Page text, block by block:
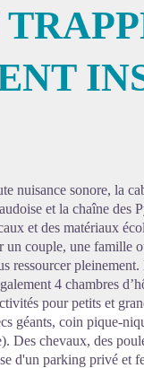
Voir l'image
nuisance sonore, la
et la chaîne des
et des matériaux
couple, une famille
ressourcer
4 chambres
pour petits et
géants, coin pique-
Des chevaux, des
d'un parking privé et